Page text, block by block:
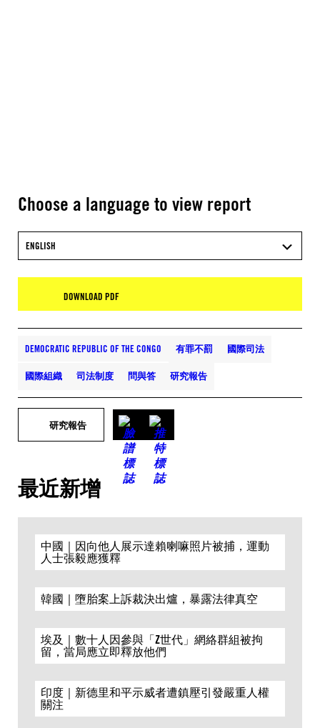
Choose a language to view report
ENGLISH
DOWNLOAD PDF
DEMOCRATIC REPUBLIC OF THE CONGO 有罪不罰 國際司法
國際組織 司法制度 問與答 研究報告
研究報告
最近新增
中國｜因向他人展示達賴喇嘛照片被捕，運動
人士張毅應獲釋
韓國｜墮胎案上訴裁決出爐，暴露法律真空
埃及｜數十人因參與「Z世代」網絡群組被拘
留，當局應立即釋放他們
印度｜新德里和平示威者遭鎮壓引發嚴重人權
關注